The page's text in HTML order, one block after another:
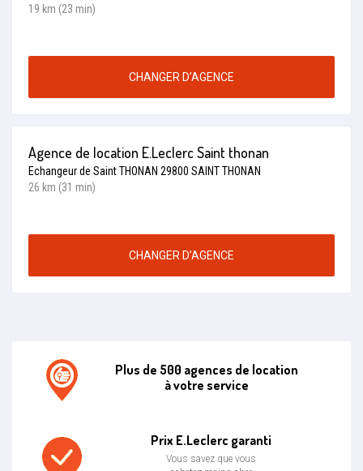
19 km (23 min)
CHANGER D’AGENCE
Agence de location E.Leclerc Saint thonan
Echangeur de Saint THONAN 29800 SAINT THONAN
26 km (31 min)
CHANGER D’AGENCE
Plus de 500 agences de location
à votre service
Prix E.Leclerc garanti
Vous savez que vous